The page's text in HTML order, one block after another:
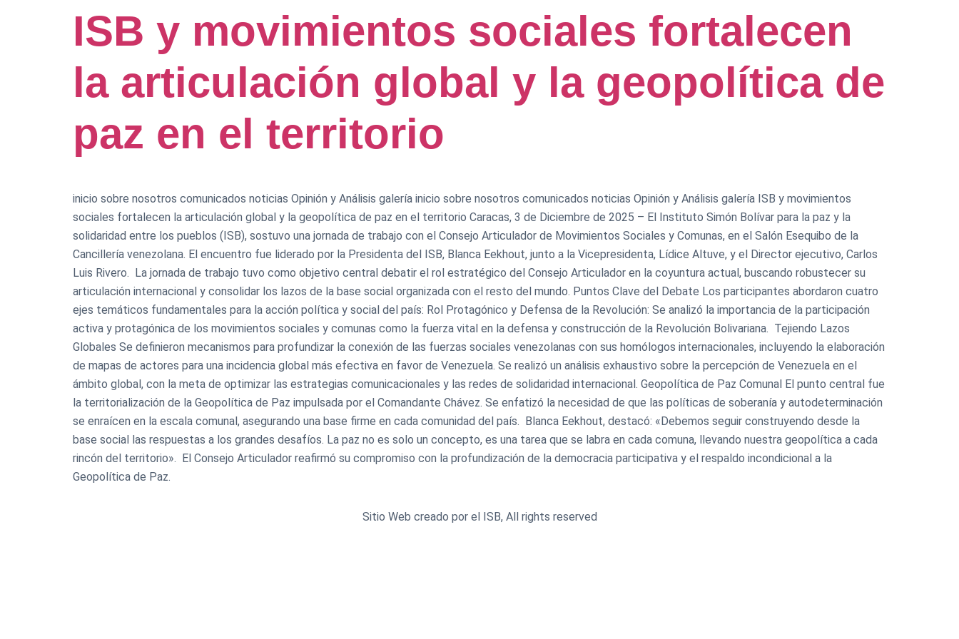
ISB y movimientos sociales fortalecen
la articulación global y la geopolítica de
paz en el territorio
inicio sobre nosotros comunicados noticias Opinión y Análisis galería inicio sobre nosotros comunicados noticias Opinión y Análisis galería ISB y movimientos
sociales fortalecen la articulación global y la geopolítica de paz en el territorio Caracas, 3 de Diciembre de 2025 – El Instituto Simón Bolívar para la paz y la
solidaridad entre los pueblos (ISB), sostuvo una jornada de trabajo con el Consejo Articulador de Movimientos Sociales y Comunas, en el Salón Esequibo de la
Cancillería venezolana. ​El encuentro fue liderado por la Presidenta del ISB, Blanca Eekhout, junto a la Vicepresidenta, Lídice Altuve, y el Director ejecutivo, Carlos
Luis Rivero. ​ La jornada de trabajo tuvo como objetivo central debatir el rol estratégico del Consejo Articulador en la coyuntura actual, buscando robustecer su
articulación internacional y consolidar los lazos de la base social organizada con el resto del mundo. ​Puntos Clave del Debate ​Los participantes abordaron cuatro
ejes temáticos fundamentales para la acción política y social del país: ​Rol Protagónico y Defensa de la Revolución: Se analizó la importancia de la participación
activa y protagónica de los movimientos sociales y comunas como la fuerza vital en la defensa y construcción de la Revolución Bolivariana. ​ Tejiendo Lazos
Globales Se definieron mecanismos para profundizar la conexión de las fuerzas sociales venezolanas con sus homólogos internacionales, incluyendo la elaboración
de mapas de actores para una incidencia global más efectiva en favor de Venezuela. ​Se realizó un análisis exhaustivo sobre la percepción de Venezuela en el
ámbito global, con la meta de optimizar las estrategias comunicacionales y las redes de solidaridad internacional. ​Geopolítica de Paz Comunal El punto central fue
la territorialización de la Geopolítica de Paz impulsada por el Comandante Chávez. Se enfatizó la necesidad de que las políticas de soberanía y autodeterminación
se enraícen en la escala comunal, asegurando una base firme en cada comunidad del país. ​ Blanca Eekhout, destacó: «Debemos seguir construyendo desde la
base social las respuestas a los grandes desafíos. La paz no es solo un concepto, es una tarea que se labra en cada comuna, llevando nuestra geopolítica a cada
rincón del territorio». ​ El Consejo Articulador reafirmó su compromiso con la profundización de la democracia participativa y el respaldo incondicional a la
Geopolítica de Paz.
Sitio Web creado por el ISB, All rights reserved